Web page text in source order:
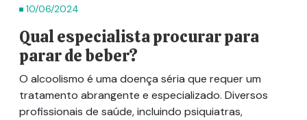
10/06/2024
Qual especialista procurar para
parar de beber?
O alcoolismo é uma doença séria que requer um
tratamento abrangente e especializado. Diversos
profissionais de saúde, incluindo psiquiatras,